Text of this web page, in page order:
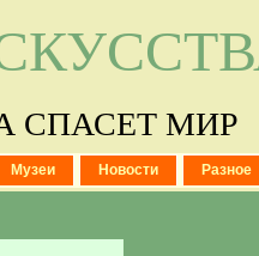
СПАСЕТ МИР
Музеи Новости Разное